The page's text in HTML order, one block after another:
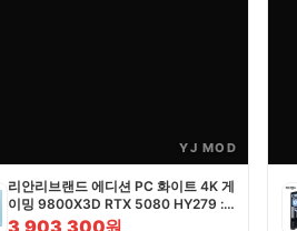
YJ MOD
리안리브랜드 에디션 PC 화이트 4K 게
이밍 9800X3D RTX 5080 HY279 :
영재컴퓨터
3,903,300원